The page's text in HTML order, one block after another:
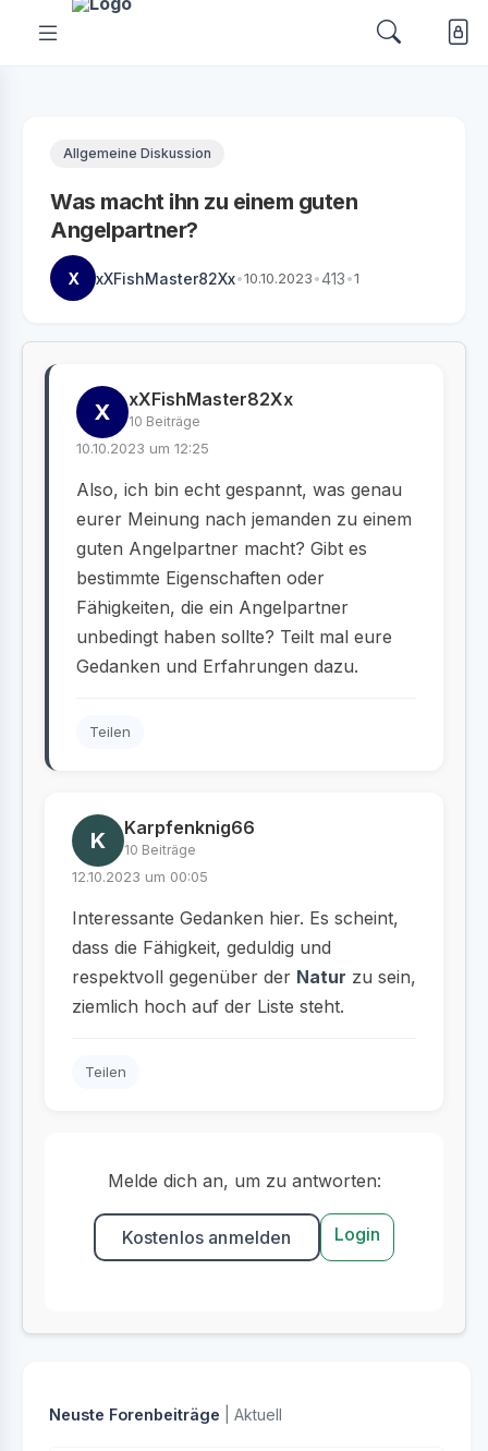
Allgemeine Diskussion
Was macht ihn zu einem guten
Angelpartner?
X xXFishMaster82Xx•10.10.2023•413•1
X xXFishMaster82Xx
10 Beiträge
10.10.2023 um 12:25
Also, ich bin echt gespannt, was genau
eurer Meinung nach jemanden zu einem
guten Angelpartner macht? Gibt es
bestimmte Eigenschaften oder
Fähigkeiten, die ein Angelpartner
unbedingt haben sollte? Teilt mal eure
Gedanken und Erfahrungen dazu.
Teilen
K Karpfenknig66
10 Beiträge
12.10.2023 um 00:05
Interessante Gedanken hier. Es scheint,
dass die Fähigkeit, geduldig und
respektvoll gegenüber der Natur zu sein,
ziemlich hoch auf der Liste steht.
Teilen
Melde dich an, um zu antworten:
Kostenlos anmelden Login
Neuste Forenbeiträge | Aktuell